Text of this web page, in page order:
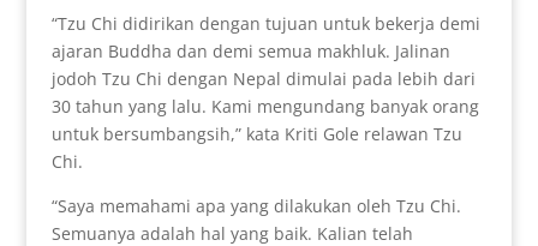
“Tzu Chi didirikan dengan tujuan untuk bekerja demi
ajaran Buddha dan demi semua makhluk. Jalinan
jodoh Tzu Chi dengan Nepal dimulai pada lebih dari
30 tahun yang lalu. Kami mengundang banyak orang
untuk bersumbangsih,” kata Kriti Gole relawan Tzu
Chi.
“Saya memahami apa yang dilakukan oleh Tzu Chi.
Semuanya adalah hal yang baik. Kalian telah